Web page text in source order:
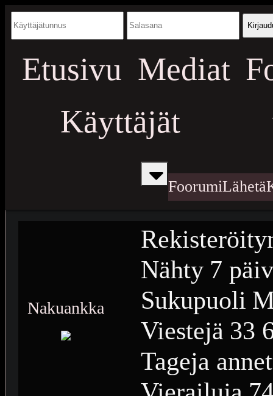
Etusivu Mediat
Käyttäjät
FoorumiLähetä
Nakuankka
Nähty 7
Sukupuoli
Viestejä 33
Tageja